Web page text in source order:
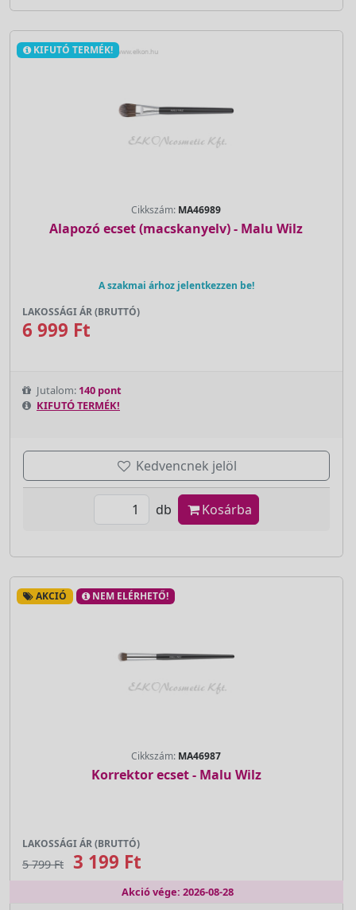
KIFUTÓ TERMÉK!
Cikkszám: MA46989
Alapozó ecset (macskanyelv) - Malu Wilz
A szakmai árhoz jelentkezzen be!
LAKOSSÁGI ÁR (BRUTTÓ)
6 999 Ft
Jutalom: 140 pont
KIFUTÓ TERMÉK!
Kedvencnek jelöl
db Kosárba
AKCIÓ NEM ELÉRHETŐ!
Cikkszám: MA46987
Korrektor ecset - Malu Wilz
LAKOSSÁGI ÁR (BRUTTÓ)
5 799 Ft 3 199 Ft
Akció vége: 2026-08-28